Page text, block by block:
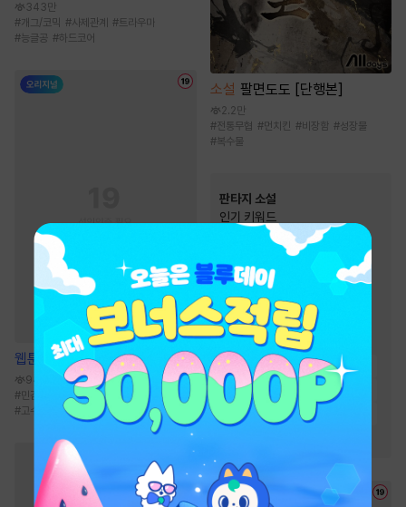
343만
# 개그/코믹 #사제관계 #트라우마
#능글공 #하드코어
웹툰 원 플러스 투
94.5만
#민감수 다공일수 # 세같살
집착공
#고수위
소설 팔면도도 [단행본]
2.2만
#전통무협 #먼치킨 #비장함 #성장물
#복수물
판타지 소설
인기 키워드
경영/기업 #복수물
#스포츠물
#게임시스템
#전문직 #천재
차원이동물 #
환생물
#
생존물 빙의물 #비장함
전쟁물 # 이능력
회귀물
먼치킨 재벌물